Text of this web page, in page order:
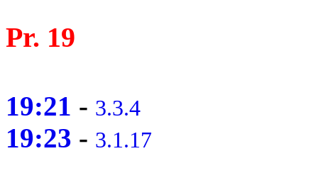
Pr. 19
19:21 - 3.3.4
19:23 - 3.1.17